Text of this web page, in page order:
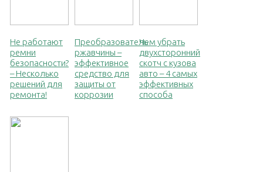
Не работают
ремни
безопасности?
– Несколько
решений для
ремонта!
Преобразователь
ржавчины –
эффективное
средство для
защиты от
коррозии
Чем убрать
двухсторонний
скотч с кузова
авто – 4 самых
эффективных
способа